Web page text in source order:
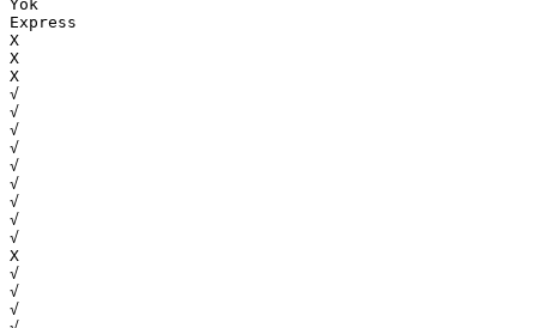
Yok
Express
Х
Х
Х
√
√
√
√
√
√
√
√
√
Х
√
√
√